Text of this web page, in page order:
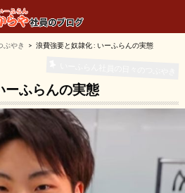
ぶやき 浪費強要と奴隷化 : いーふらんの実態
ーふらんの実態